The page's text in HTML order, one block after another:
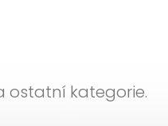
ostatní kategorie.